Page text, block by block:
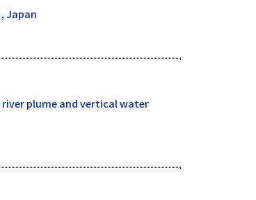
Japan
plume and vertical water